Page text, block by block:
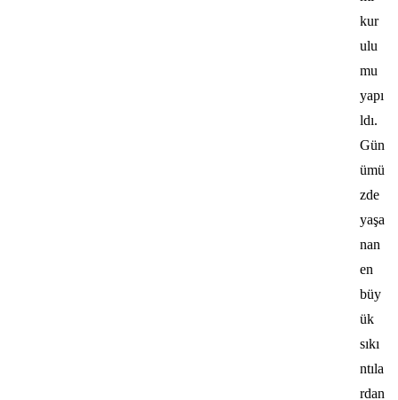
kur
ulu
mu
yapı
ldı.
Gün
ümü
zde
yaşa
nan
en
büy
ük
sıkı
ntıla
rdan